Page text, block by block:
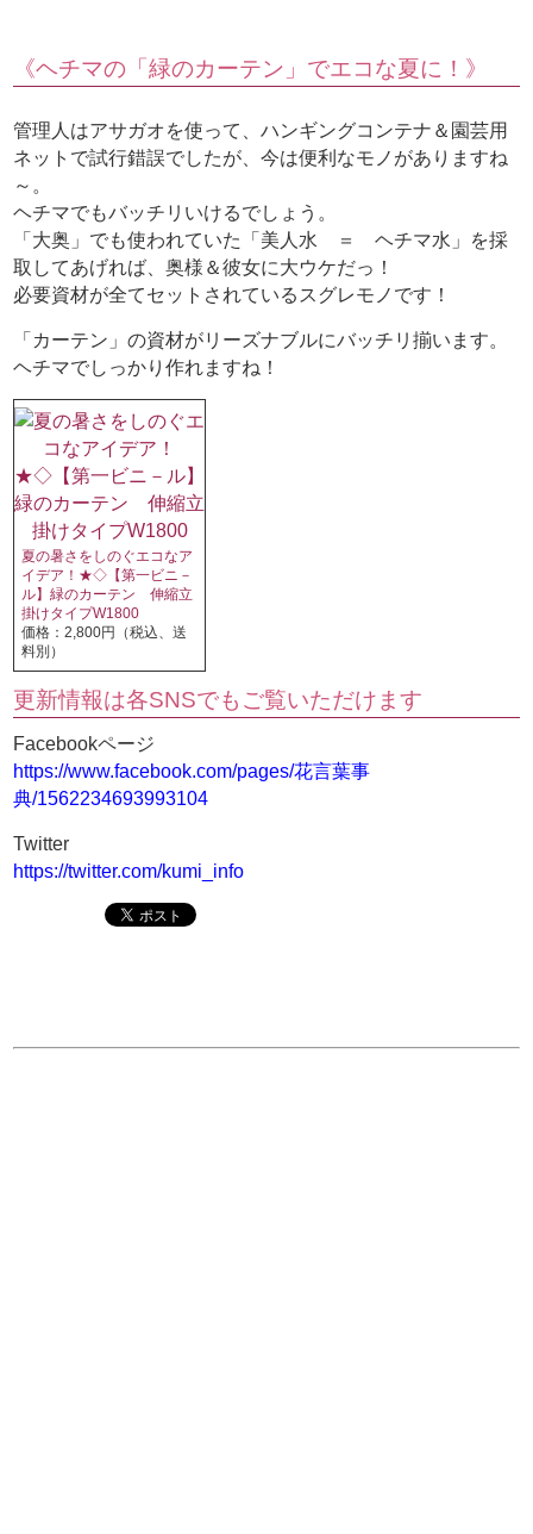
《ヘチマの「緑のカーテン」でエコな夏に！》
管理人はアサガオを使って、ハンギングコンテナ＆園芸用
ネットで試行錯誤でしたが、今は便利なモノがありますね
～。
ヘチマでもバッチリいけるでしょう。
「大奥」でも使われていた「美人水 ＝ ヘチマ水」を採
取してあげれば、奥様＆彼女に大ウケだっ！
必要資材が全てセットされているスグレモノです！
「カーテン」の資材がリーズナブルにバッチリ揃います。
ヘチマでしっかり作れますね！
夏の暑さをしのぐエコなア
イデア！★◇【第一ビニ－
ル】緑のカーテン 伸縮立
掛けタイプW1800
価格：2,800円（税込、送
料別）
更新情報は各SNSでもご覧いただけます
Facebookページ
https://www.facebook.com/pages/花言葉事
典/1562234693993104
Twitter
https://twitter.com/kumi_info